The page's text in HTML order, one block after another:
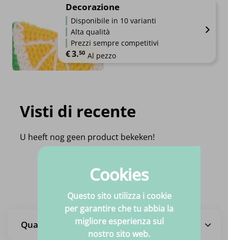
Decorazione
Disponibile in 10 varianti
Alta qualità
Prezzi sempre competitivi
€3.50 Al pezzo
Visti di recente
U heeft nog geen product bekeken!
Domande frequenti
Quali sono i tempi di consegna?
Cookies
Questo sito utilizza i cookie
per garantire che tu abbia la
migliore esperienza sul
nostro sito web.